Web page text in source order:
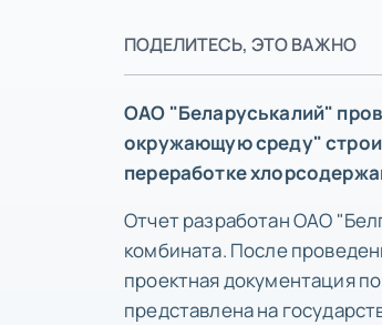
ПОДЕЛИТЕСЬ, ЭТО ВАЖНО
ОАО "Беларуськалий"
окружающую среду"
переработке
Отчет разработан ОАО
комбината. После
проектная документация
представлена на